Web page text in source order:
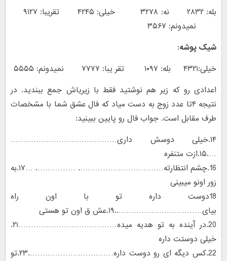
بله: ۲۸۳۲ نه: ۳۲۷۸ خیلی: ۴۲۴۵ تقریبا: ۹۱۲۷
نمیدونم: ۳۵۶۷
شیک پوشه:
خیلی:۴۳۲۱ بله: ۱۰۹۷ تقر یبا: ۷۷۷۷ نمیدونم: ۵۵۵۵
اعدادی رو که زیر هم نوشتید فقط با زیریاش جمع ببندید. در
نتیجه ۴تا عدد زوج به دست میاد که فال عشق شما با مشخصات
طرف مقابل است. جواب فال رو پایین ببینید:
۱۴.خیلی دوسش داری……………………………………
….۱۵.ازت متنفره
16.چشم انتظارته……………………………. ……………. …۱۷.به
زور اونو میبینی
18دوست داره تو با اون راه
بیای……………………………..۱۹.عش ق اون تو هستی
20.در آینده به تو هدیه میده…………………………………۲۱.
خیلی دوستت داره
22.کس دیگه ای رو دوست داره…………………………….۲۳.تو